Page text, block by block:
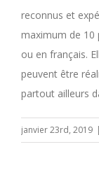
reconnus et
maximum de 10
ou en français.
peuvent être
partout ailleurs
janvier 23rd, 2019 |